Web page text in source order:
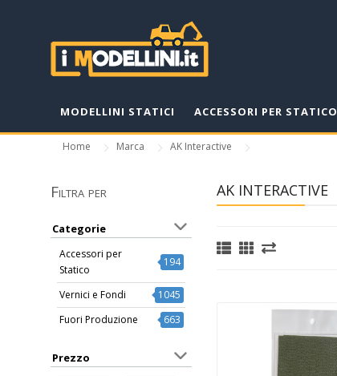
MODELLINI STATICI ACCESSORI PER STATICO
Home Marca AK Interactive
Filtra per
Categorie
Accessori per
Statico
194
Vernici e Fondi
1045
Fuori Produzione
663
Prezzo
AK INTERACTIVE